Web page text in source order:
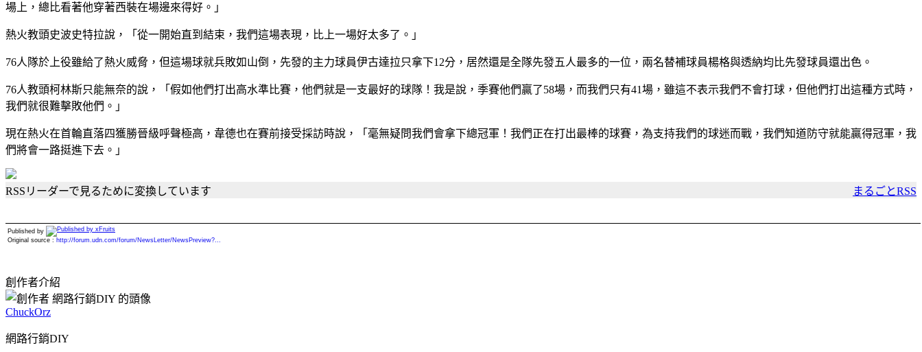
場上，總比看著他穿著西裝在場邊來得好。」
熱火教頭史波史特拉說，「從一開始直到結束，我們這場表現，比上一場好太多了。」
76人隊於上役雖給了熱火威脅，但這場球就兵敗如山倒，先發的主力球員伊古達拉只拿下12分，居然還是全隊先發五人最多的一位，兩名替補球員楊格與透納均比先發球員還出色。
76人教頭柯林斯只能無奈的說，「假如他們打出高水準比賽，他們就是一支最好的球隊！我是說，季賽他們贏了58場，而我們只有41場，雖這不表示我們不會打球，但他們打出這種方式時，
我們就很難擊敗他們。」
現在熱火在首輪直落四獲勝晉級呼聲極高，韋德也在賽前接受採訪時說，「毫無疑問我們會拿下總冠軍！我們正在打出最棒的球賽，為支持我們的球迷而戰，我們知道防守就能贏得冠軍，我
們將會一路挺進下去。」
RSSリーダーで見るために変換しています まるごとRSS
Published by
Original source : http://forum.udn.com/forum/NewsLetter/NewsPreview?...
創作者介紹
ChuckOrz
網路行銷DIY